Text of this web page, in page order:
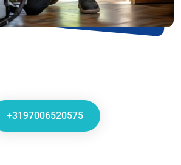
+3197006520575